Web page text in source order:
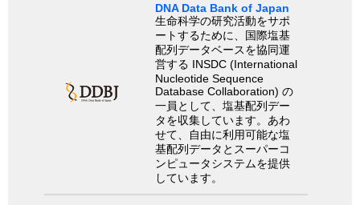
DNA Data Bank of Japan
生命科学の研究活動をサポ
ートするために、国際塩基
配列データベースを協同運
営する INSDC (International
Nucleotide Sequence
Database Collaboration) の
一員として、塩基配列デー
タを収集しています。あわ
せて、自由に利用可能な塩
基配列データとスーパーコ
ンピュータシステムを提供
しています。